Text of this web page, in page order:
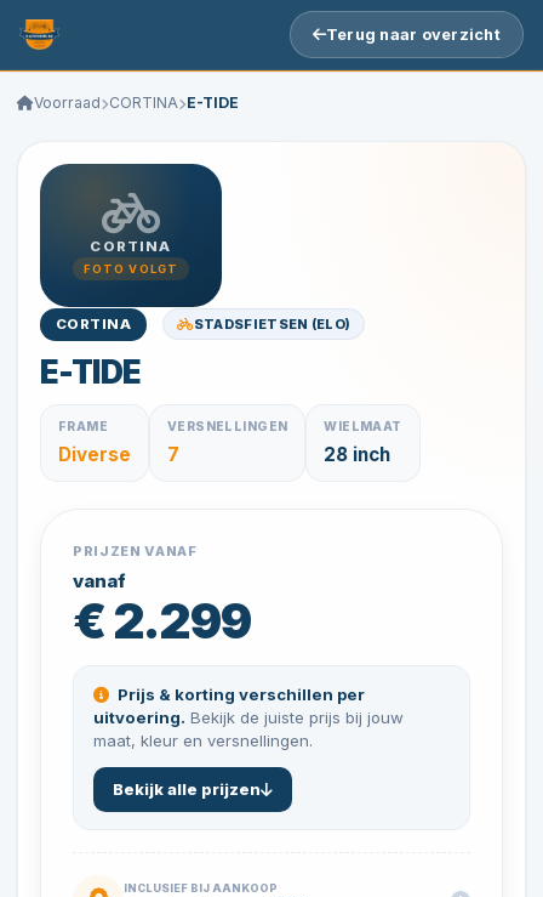
Terug naar overzicht
Voorraad CORTINA E-TIDE
CORTINA
FOTO VOLGT
CORTINA STADSFIETSEN (ELO)
E-TIDE
FRAME
Diverse
VERSNELLINGEN
7
WIELMAAT
28 inch
PRIJZEN VANAF
vanaf
€ 2.299
Prijs & korting verschillen per
uitvoering. Bekijk de juiste prijs bij jouw
maat, kleur en versnellingen.
Bekijk alle prijzen
INCLUSIEF BIJ AANKOOP